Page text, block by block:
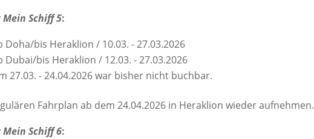
Mein Schiff 5:
Doha/bis Heraklion / 10.03. - 27.03.2026
Dubai/bis Heraklion / 12.03. - 27.03.2026
27.03. - 24.04.2026 war bisher nicht buchbar.
Fahrplan ab dem 24.04.2026 in Heraklion wieder aufnehmen.
Mein Schiff 6: